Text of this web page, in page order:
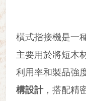
橫式指接機是一
主要用於將短木
利用率和製品強
構設計，搭配精